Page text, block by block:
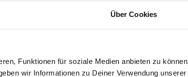
Über Cookies
Funktionen für soziale Medien anbieten zu können
wir Informationen zu Deiner Verwendung unserer
Unsere Vorteile